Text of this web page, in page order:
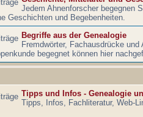
Jedem Ahnenforscher begegnen
Geschichten und Begebenheiten.
Begriffe aus der Genealogie
Fremdwörter, Fachausdrücke
begegnet können hier
Tipps und Infos - Genealogie
Tipps, Infos, Fachliteratur, Web-